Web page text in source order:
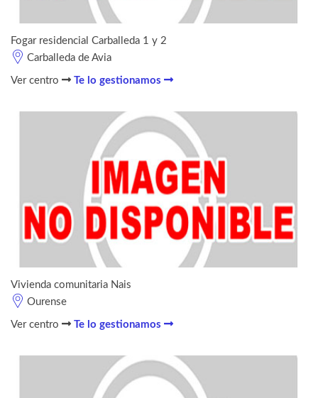
Fogar residencial Carballeda 1 y 2
Carballeda de Avia
Ver centro Te lo gestionamos
Vivienda comunitaria Nais
Ourense
Ver centro Te lo gestionamos